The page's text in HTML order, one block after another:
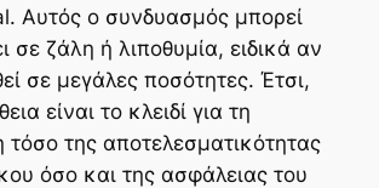
Αυτός ο συνδυασμός μπορεί
σε ζάλη ή λιποθυμία, ειδικά αν
σε μεγάλες ποσότητες. Έτσι,
είναι το κλειδί για τη
τόσο της αποτελεσματικότητας
όσο και της ασφάλειας του